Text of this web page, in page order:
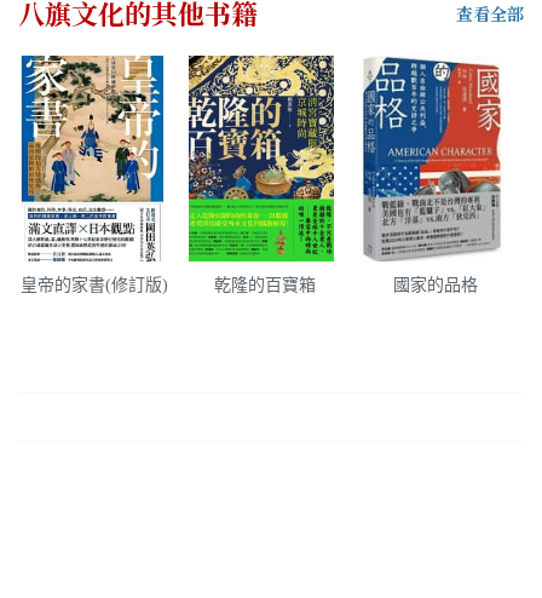
八旗文化的其他书籍 查看全部
皇帝的家書(修訂版) 乾隆的百寶箱 國家的品格